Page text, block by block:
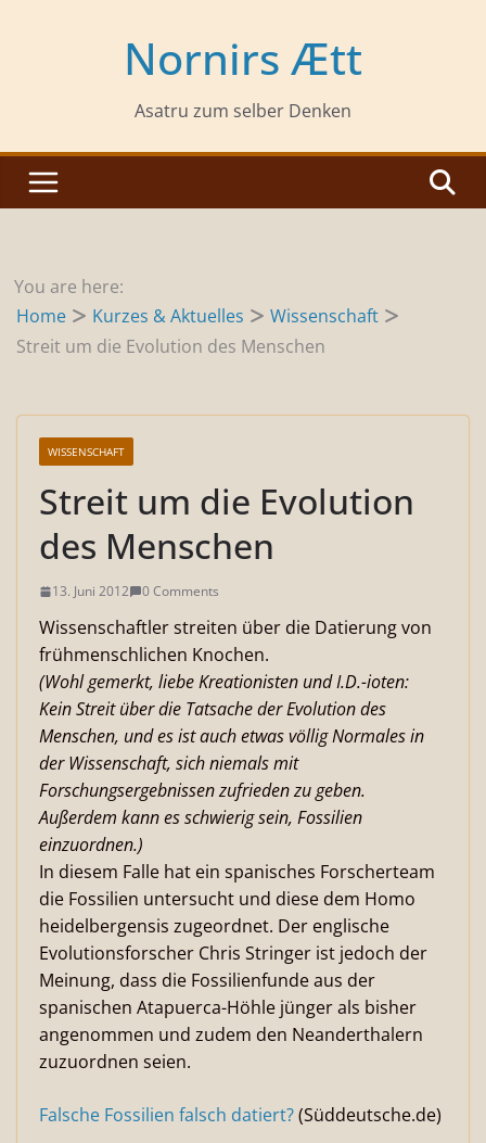
Nornirs Ætt
Asatru zum selber Denken
You are here:
Home
Kurzes & Aktuelles
Wissenschaft
Streit um die Evolution des Menschen
WISSENSCHAFT
Streit um die Evolution
des Menschen
13. Juni 2012 0 Comments
Wissenschaftler streiten über die Datierung von
frühmenschlichen Knochen.
(Wohl gemerkt, liebe Kreationisten und I.D.-ioten:
Kein Streit über die Tatsache der Evolution des
Menschen, und es ist auch etwas völlig Normales in
der Wissenschaft, sich niemals mit
Forschungsergebnissen zufrieden zu geben.
Außerdem kann es schwierig sein, Fossilien
einzuordnen.)
In diesem Falle hat ein spanisches Forscherteam
die Fossilien untersucht und diese dem Homo
heidelbergensis zugeordnet. Der englische
Evolutionsforscher Chris Stringer ist jedoch der
Meinung, dass die Fossilienfunde aus der
spanischen Atapuerca-Höhle jünger als bisher
angenommen und zudem den Neanderthalern
zuzuordnen seien.
Falsche Fossilien falsch datiert?(Süddeutsche.de)